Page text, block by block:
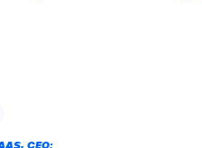
CEO: